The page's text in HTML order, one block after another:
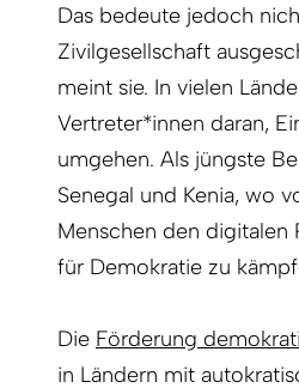
Das bedeute jedoch
Zivilgesellschaft
meint sie. In vielen
Vertreter*innen daran,
umgehen. Als jüngste
Senegal und Kenia, wo
Menschen den digitalen
für Demokratie zu
Die Förderung
in Ländern mit